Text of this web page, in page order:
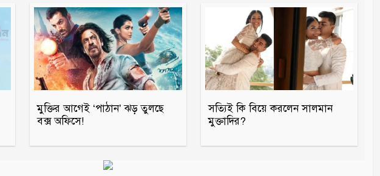
মুক্তির আগেই ‘পাঠান’ ঝড় তুলছে
বক্স অফিসে!
সত্যিই কি বিয়ে করলেন সালমান
মুক্তাদির?